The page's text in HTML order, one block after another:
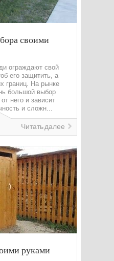
своими
ограждают свой
его защитить, а
границ. На рынке
большой выбор
него и зависит
и сложн...
Читать далее
руками